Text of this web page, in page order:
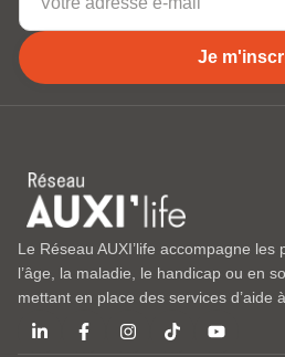
Je
Le Réseau AUXI’life accompagne
l’âge, la maladie, le handicap ou en
mettant en place des services d’aide